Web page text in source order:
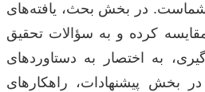
شماست. در بخش بحث، یافته‌های
کرده و به سؤالات تحقیق
به اختصار به دستاوردهای
بخش پیشنهادات، راهکارهای